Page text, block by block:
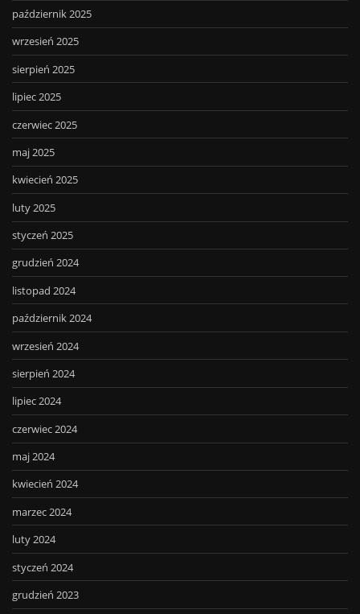
październik 2025
wrzesień 2025
sierpień 2025
lipiec 2025
czerwiec 2025
maj 2025
kwiecień 2025
luty 2025
styczeń 2025
grudzień 2024
listopad 2024
październik 2024
wrzesień 2024
sierpień 2024
lipiec 2024
czerwiec 2024
maj 2024
kwiecień 2024
marzec 2024
luty 2024
styczeń 2024
grudzień 2023